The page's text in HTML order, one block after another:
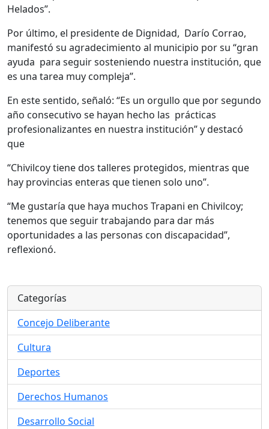
Helados”.
Por último, el presidente de Dignidad, Darío Corrao,
manifestó su agradecimiento al municipio por su “gran
ayuda para seguir sosteniendo nuestra institución, que
es una tarea muy compleja”.
En este sentido, señaló: “Es un orgullo que por segundo
año consecutivo se hayan hecho las prácticas
profesionalizantes en nuestra institución” y destacó
que
“Chivilcoy tiene dos talleres protegidos, mientras que
hay provincias enteras que tienen solo uno”.
“Me gustaría que haya muchos Trapani en Chivilcoy;
tenemos que seguir trabajando para dar más
oportunidades a las personas con discapacidad”,
reflexionó.
Categorías
Concejo Deliberante
Cultura
Deportes
Derechos Humanos
Desarrollo Social